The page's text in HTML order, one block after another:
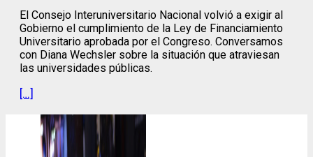
El Consejo Interuniversitario Nacional volvió a exigir al
Gobierno el cumplimiento de la Ley de Financiamiento
Universitario aprobada por el Congreso. Conversamos
con Diana Wechsler sobre la situación que atraviesan
las universidades públicas.
[…]